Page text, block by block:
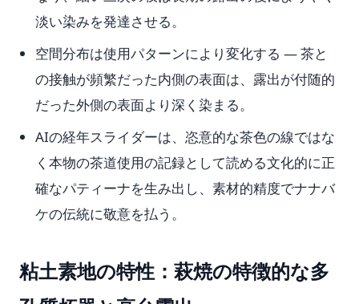
淡い染みを発達させる。
空間分布は使用パターンにより変化する — 茶と
の接触が頻繁だった内側の表面は、露出が付随的
だった外側の表面より深く染まる。
AIの経年スライダーは、恣意的な茶色の線ではな
く本物の茶道使用の記録として読める文化的に正
確なパティーナを生み出し、素材的精度でナナバ
ケの伝統に敬意を払う。
粘土素地の特性：萩焼の特徴的な多